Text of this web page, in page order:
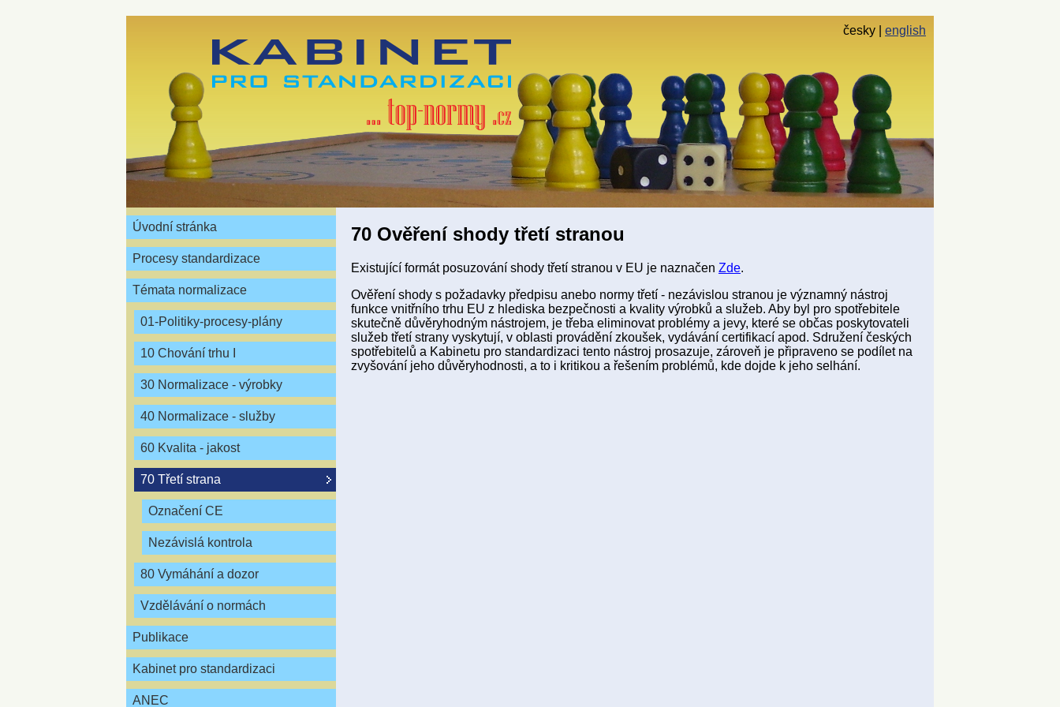
česky english
Úvodní stránka
Procesy standardizace
Témata normalizace
01-Politiky-procesy-plány
10 Chování trhu I
30 Normalizace - výrobky
40 Normalizace - služby
60 Kvalita - jakost
70 Třetí strana
Označení CE
Nezávislá kontrola
80 Vymáhání a dozor
Vzdělávání o normách
Publikace
Kabinet pro standardizaci
ANEC
70 Ověření shody třetí stranou
Existující formát posuzování shody třetí stranou v EU je naznačen Zde.
Ověření shody s požadavky předpisu anebo normy třetí - nezávislou stranou je významný nástroj
funkce vnitřního trhu EU z hlediska bezpečnosti a kvality výrobků a služeb. Aby byl pro spotřebitele
skutečně důvěryhodným nástrojem, je třeba eliminovat problémy a jevy, které se občas poskytovateli
služeb třetí strany vyskytují, v oblasti provádění zkoušek, vydávání certifikací apod. Sdružení českých
spotřebitelů a Kabinetu pro standardizaci tento nástroj prosazuje, zároveň je připraveno se podílet na
zvyšování jeho důvěryhodnosti, a to i kritikou a řešením problémů, kde dojde k jeho selhání.